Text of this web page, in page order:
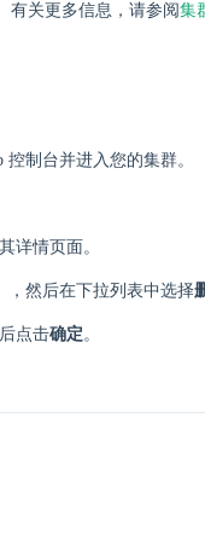
有关更多信息，请参阅集
控制台并进入您的集群。
详情页面。
，然后在下拉列表中选择
点击确定。